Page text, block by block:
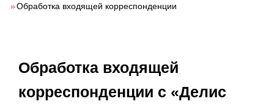
Расчет
Заказать услугу
»Обработка входящей корреспонденции
Обработка входящей
корреспонденции с «Делис